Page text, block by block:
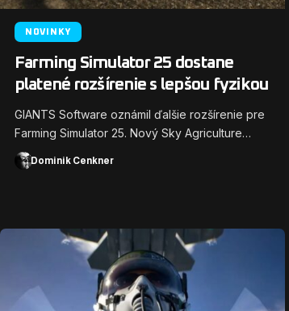
NOVINKY
Farming Simulator 25 dostane
platené rozšírenie s lepšou fyzikou
GIANTS Software oznámil ďalšie rozšírenie pre
Farming Simulator 25. Nový Sky Agriculture…
Dominik Cenkner